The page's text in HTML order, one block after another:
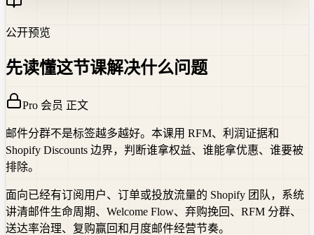
公开预览
先读懂这节课解决什么问题
Pro 会员 正文
邮件分群不是标签越多越好。本课用 RFM、利润证据和
Shopify Discounts 边界，判断谁拿权益、谁能拿优惠、谁要被
排除。
面向已经有订阅用户、订单或投放流量的 Shopify 团队，系统
讲清邮件生命周期、Welcome Flow、弃购挽回、RFM 分群、
送达率治理、复购赢回和月度邮件经营节奏。